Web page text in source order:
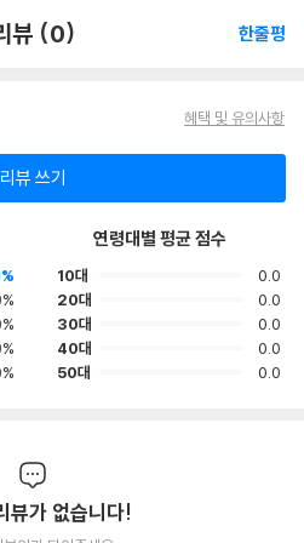
뷰 (0) 한줄평
혜택 및 유의사항
리뷰 쓰기
연령대별 평균 점수
10대
0.0
20대
0.0
30대
0.0
40대
0.0
50대
0.0
뷰가 없습니다!